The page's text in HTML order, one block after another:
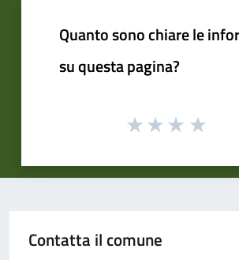
Quanto sono chiare le
su questa pagina?
Contatta il comune